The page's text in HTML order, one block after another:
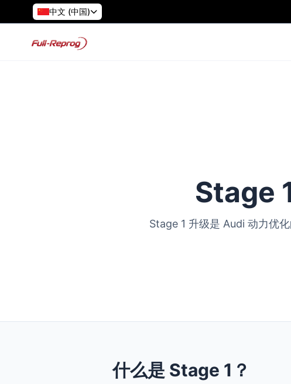
中文 (中国)
Stage
Stage 1 升级是 Audi 动力优
什么是 Stage 1？